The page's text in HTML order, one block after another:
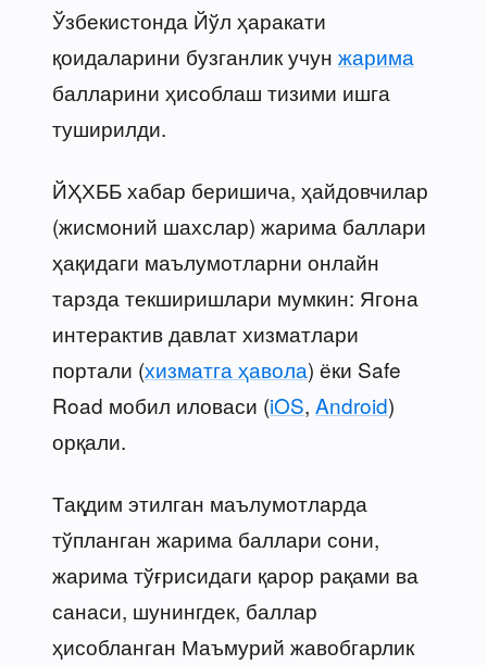
Ўзбекистонда Йўл ҳаракати
қоидаларини бузганлик учун жарима
балларини ҳисоблаш тизими ишга
туширилди.
ЙҲХББ хабар беришича, ҳайдовчилар
(жисмоний шахслар) жарима баллари
ҳақидаги маълумотларни онлайн
тарзда текширишлари мумкин: Ягона
интерактив давлат хизматлари
портали (хизматга ҳавола) ёки Safe
Road мобил иловаси (iOS, Android)
орқали.
Тақдим этилган маълумотларда
тўпланган жарима баллари сони,
жарима тўғрисидаги қарор рақами ва
санаси, шунингдек, баллар
ҳисобланган Маъмурий жавобгарлик